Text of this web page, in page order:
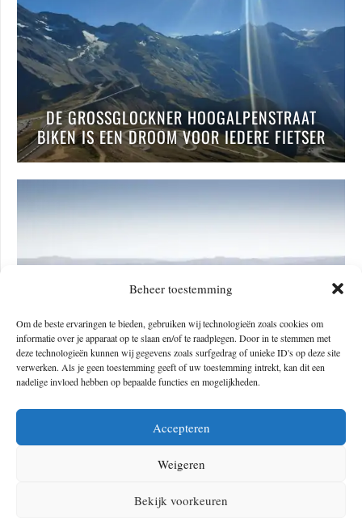
Beheer toestemming
Om de beste ervaringen te bieden, gebruiken wij technologieën zoals cookies om
informatie over je apparaat op te slaan en/of te raadplegen. Door in te stemmen met
deze technologieën kunnen wij gegevens zoals surfgedrag of unieke ID's op deze site
verwerken. Als je geen toestemming geeft of uw toestemming intrekt, kan dit een
nadelige invloed hebben op bepaalde functies en mogelijkheden.
Accepteren
Weigeren
Bekijk voorkeuren
DE GROSSGLOCKNER HOOGALPENSTRAAT
BIKEN IS EEN DROOM VOOR IEDERE FIETSER
ISRAËL BIKE TRAIL: HET PARADIJS VOOR